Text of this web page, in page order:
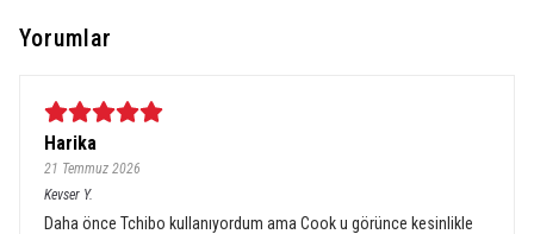
Yorumlar
Harika
21 Temmuz 2026
Kevser Y.
Daha önce Tchibo kullanıyordum ama Cook u görünce kesinlikle